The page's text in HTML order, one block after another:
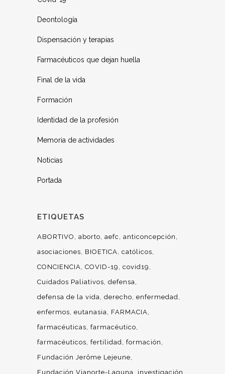
Deontología
Dispensación y terapias
Farmacéuticos que dejan huella
Final de la vida
Formación
Identidad de la profesión
Memoria de actividades
Noticias
Portada
ETIQUETAS
ABORTIVO aborto aefc
anticoncepción
asociaciones
BIOETICA católicos
CONCIENCIA COVID-19
covid19
Cuidados Paliativos defensa
defensa de la vida derecho enfermedad
enfermos eutanasia
FARMACIA
farmacéuticas farmacéutico
farmacéuticos fertilidad formación
Fundación Jerôme Lejeune
Fundación Vianorte-Laguna
investigación